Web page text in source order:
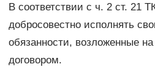
В соответствии с ч. 2 ст. 21
добросовестно исполнять
обязанности, возложенные
договором.